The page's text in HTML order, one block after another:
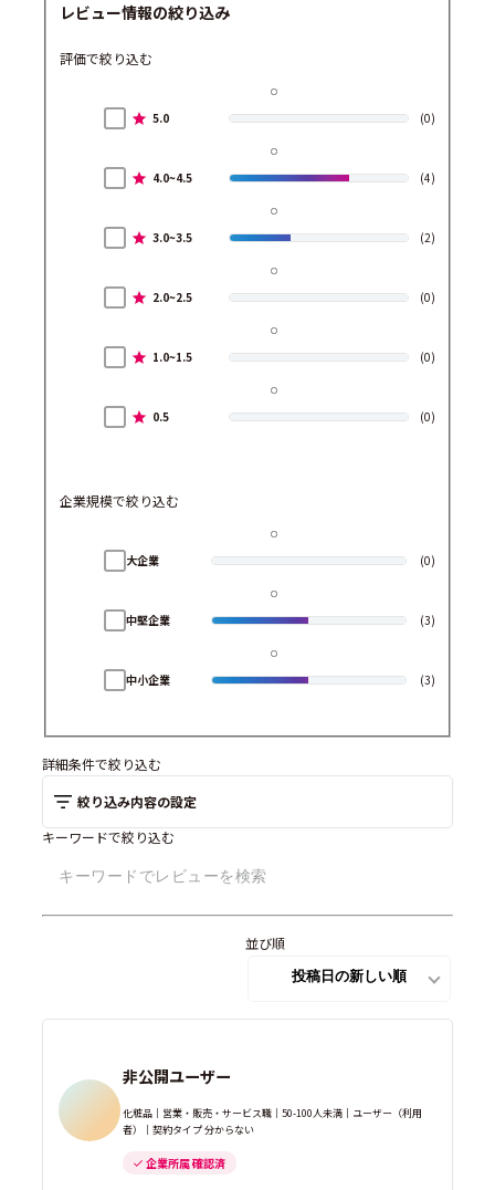
レビュー情報の絞り込み
評価で絞り込む
5.0 (0)
4.0~4.5 (4)
3.0~3.5 (2)
2.0~2.5 (0)
1.0~1.5 (0)
0.5 (0)
企業規模で絞り込む
大企業 (0)
中堅企業 (3)
中小企業 (3)
詳細条件で絞り込む
絞り込み内容の設定
キーワードで絞り込む
並び順
非公開ユーザー
化粧品｜営業・販売・サービス職｜50-100人未満｜ユーザー（利用
者）｜契約タイプ 分からない
企業所属 確認済